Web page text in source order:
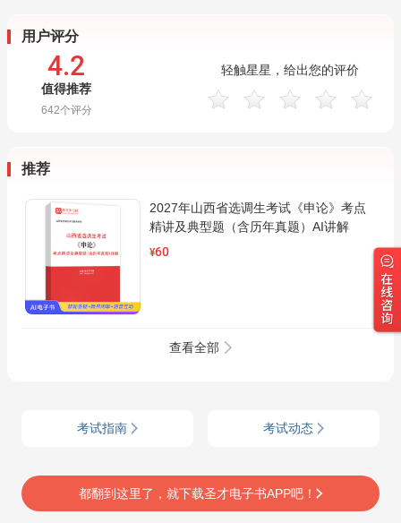
用户评分
4.2
值得推荐
642个评分
轻触星星，给出您的评价
推荐
2027年山西省选调生考试《申论》考点
精讲及典型题（含历年真题）AI讲解
¥60
查看全部
考试指南 考试动态
都翻到这里了，就下载圣才电子书APP吧！